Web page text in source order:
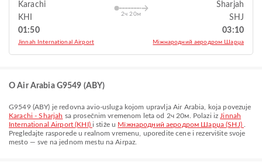
Karachi
KHI
01:50
Jinnah International Airport
2ч 20м
Sharjah
SHJ
03:10
Міжнародний аеродром Шарџа
O Air Arabia G9549 (ABY)
G9549(ABY) je redovna avio-usluga kojom upravljaAir Arabia , koja povezuje
Karachi - Sharjah sa prosečnim vremenom leta od 2ч 20м . Polazi iz Jinnah
International Airport (KHI) i stiže u Міжнародний аеродром Шарџа (SHJ)
Pregledajte rasporede u realnom vremenu, uporedite cene i rezervišite svoje
mesto — sve na jednom mestu na Airpaz.